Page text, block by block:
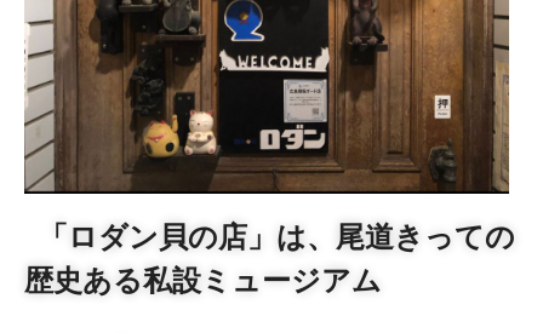
「ロダン貝の店」は、尾道きっての
歴史ある私設ミュージアム